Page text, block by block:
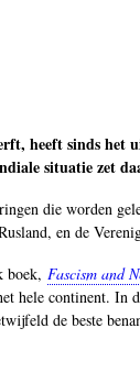
heeft sinds het
situatie zet
die worden
en de
boek, Fascism and
hele continent. In
de beste